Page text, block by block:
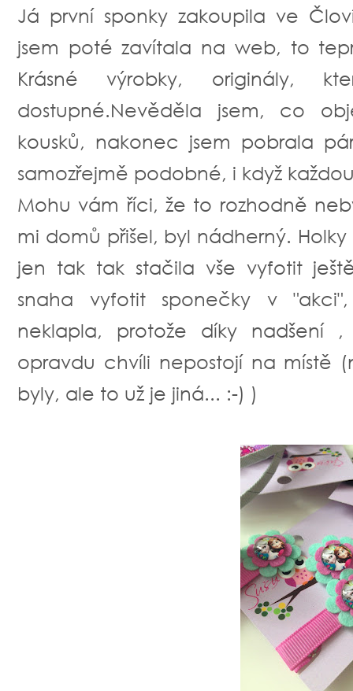
Já první sponky zakoupila ve
jsem poté zavítala na web, to
Krásné výrobky, originály,
dostupné.Nevěděla jsem, co
kousků, nakonec jsem pobrala
samozřejmě podobné, i když
Mohu vám říci, že to rozhodně
mi domů přišel, byl nádherný.
jen tak tak stačila vše vyfotit
snaha vyfotit sponečky v
neklapla, protože díky nadšení
opravdu chvíli nepostojí na místě
byly, ale to už je jiná... :-) )